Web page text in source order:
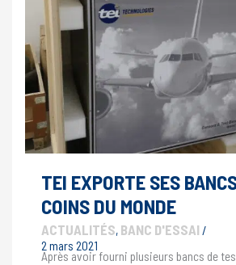
TEI EXPORTE SES
COINS DU MONDE
ACTUALITÉS, BANC D'ESSAI /
2 mars 2021
Après avoir fourni plusieurs bancs de